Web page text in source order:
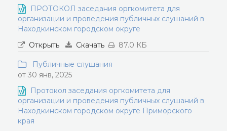
ПРОТОКОЛ заседания оргкомитета для
организации и проведения публичных слушаний в
Находкинском городском округе
Открыть
Скачать 87.0 КБ
Публичные слушания
от 30 янв, 2025
Протокол заседания оргкомитета для
организации и проведения публичных слушаний в
Находкинском городском округе Приморского
края